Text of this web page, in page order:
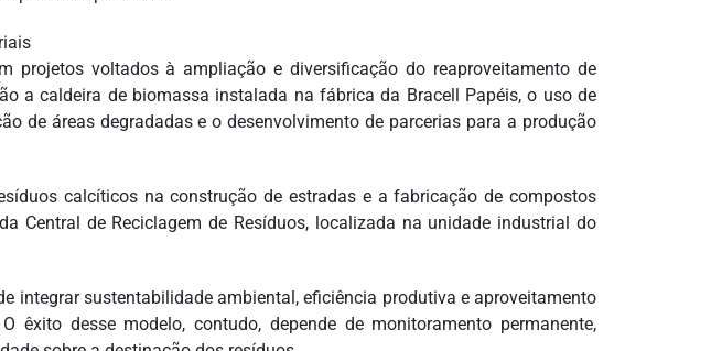
projetos voltados à ampliação e diversificação do reaproveitamento de
a caldeira de biomassa instalada na fábrica da Bracell Papéis, o uso de
de áreas degradadas e o desenvolvimento de parcerias para a produção
calcíticos na construção de estradas e a fabricação de compostos
Central de Reciclagem de Resíduos, localizada na unidade industrial do
integrar sustentabilidade ambiental, eficiência produtiva e aproveitamento
êxito desse modelo, contudo, depende de monitoramento permanente,